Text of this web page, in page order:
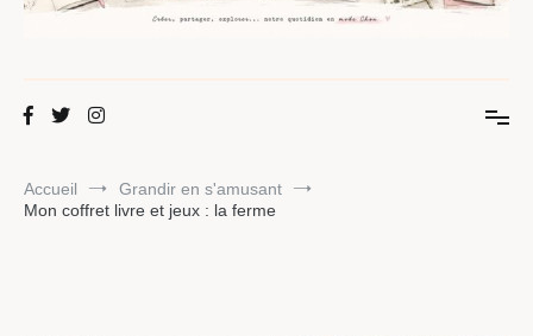
Maman Chou
Accueil
Grandir en s'amusant
Mon coffret livre et jeux : la ferme